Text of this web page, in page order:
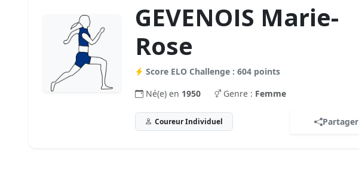
GEVENOIS Marie-
Rose
Score ELO Challenge : 604 points
Né(e) en 1950 Genre : Femme
Coureur Individuel Partager